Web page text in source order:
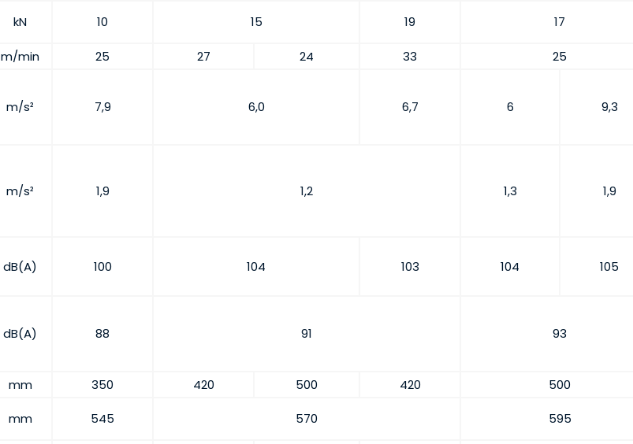
kN 10 15 19 17
m/min 25 27 24 33
25
m/s² 7,9 6,0 6,7 6 9,3
m/s² 1,9 1,2 1,3 1,9
dB(A) 100 104 103 104 105
dB(A) 88 91 93
mm 350 420 500 420
500
mm 545 570 595